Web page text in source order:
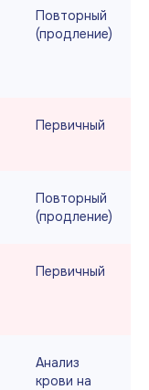
Повторный
(продление)
Первичный
Повторный
(продление)
Первичный
Анализ
крови на